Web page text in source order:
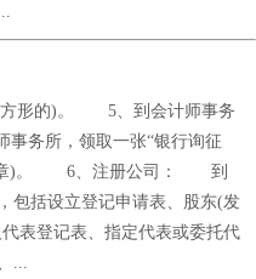
(方形的)。 5、到会计师事务
事务所，领取一张“银行询征
章)。 6、注册公司： 到
包括设立登记申请表、股东(发
表登记表、指定代表或委托代
...